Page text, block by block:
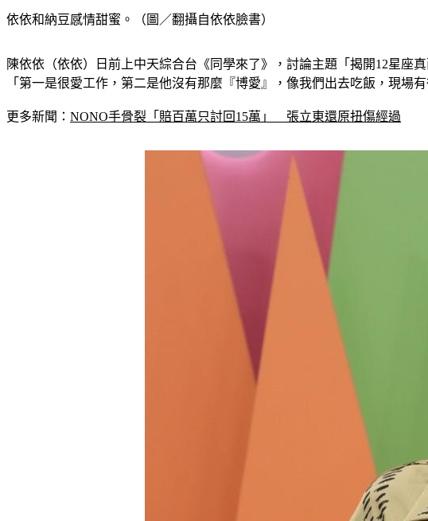
依依和納豆感情甜蜜。（圖／翻攝自依依臉書）
陳依依（依依）日前上中天綜合台《同學來了》，討論主題「揭開12星座
「第一是很愛工作，第二是他沒有那麼『博愛』，像我們出去吃飯，現場
更多新聞： NONO手骨裂「賠百萬只討回15萬」　張立東還原扭傷經過